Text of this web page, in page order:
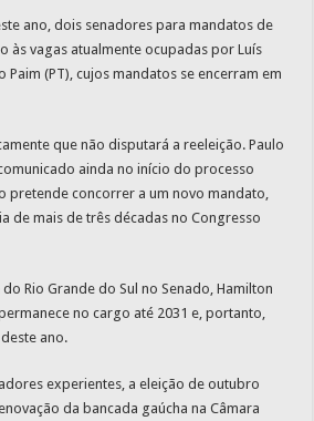
ano, dois senadores para mandatos de
às vagas atualmente ocupadas por Luís
Paim (PT), cujos mandatos se encerram em
que não disputará a reeleição. Paulo
ainda no início do processo
pretende concorrer a um novo mandato,
de mais de três décadas no Congresso
Rio Grande do Sul no Senado, Hamilton
no cargo até 2031 e, portanto,
ano.
experientes, a eleição de outubro
da bancada gaúcha na Câmara